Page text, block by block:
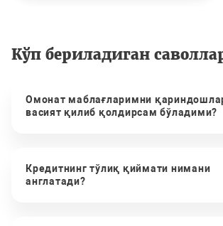
Кўп бериладиган
Омонат маблағларимни
васият қилиб қолдирсам бўладими?
Кредитнинг тўлиқ қиймати нимани
англатади?